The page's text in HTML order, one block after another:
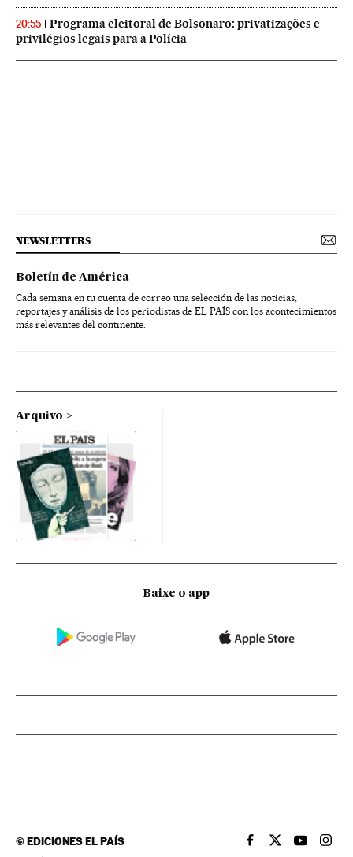
20:55
Programa eleitoral de Bolsonaro: privatizações e
privilégios legais para a Polícia
NEWSLETTERS
Boletín de América
Cada semana en tu cuenta de correo una selección de las noticias,
reportajes y análisis de los periodistas de EL PAÍS con los acontecimientos
más relevantes del continente.
Arquivo
Baixe o app
©EDICIONES EL PAÍS EL PAÍS BRASIL EN
EL PAÍSEL PAÍS
EL